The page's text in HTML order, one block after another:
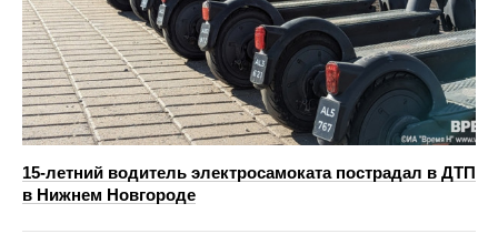
15-летний водитель электросамоката пострадал в ДТП
в Нижнем Новгороде